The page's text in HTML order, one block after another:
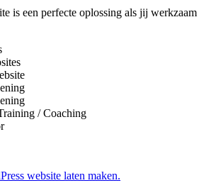
is een perfecte oplossing als jij werkzaam
/ Coaching
website laten maken.